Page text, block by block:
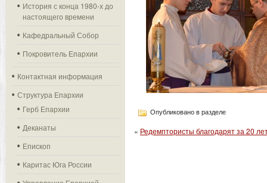
История с конца 1980-х до
настоящего времени
Кафедральный Собор
Покровитель Епархии
Контактная информация
Структура Епархии
Герб Епархии
Деканаты
Епископ
Каритас Юга России
Опубликовано в разделе
« Редемптористы благодарят за 20